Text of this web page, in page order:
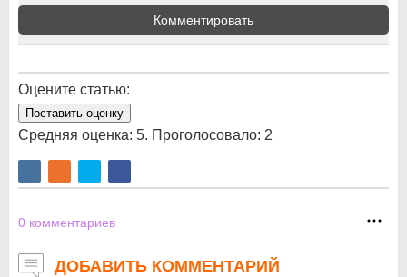
Комментировать
Оцените статью:
Поставить оценку
Средняя оценка: 5. Проголосовало: 2
0 комментариев
ДОБАВИТЬ КОММЕНТАРИЙ